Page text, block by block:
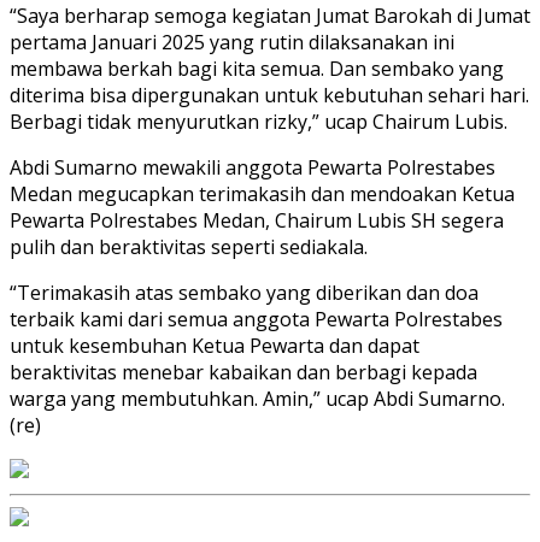
“Saya berharap semoga kegiatan Jumat Barokah di Jumat
pertama Januari 2025 yang rutin dilaksanakan ini
membawa berkah bagi kita semua. Dan sembako yang
diterima bisa dipergunakan untuk kebutuhan sehari hari.
Berbagi tidak menyurutkan rizky,” ucap Chairum Lubis.
Abdi Sumarno mewakili anggota Pewarta Polrestabes
Medan megucapkan terimakasih dan mendoakan Ketua
Pewarta Polrestabes Medan, Chairum Lubis SH segera
pulih dan beraktivitas seperti sediakala.
“Terimakasih atas sembako yang diberikan dan doa
terbaik kami dari semua anggota Pewarta Polrestabes
untuk kesembuhan Ketua Pewarta dan dapat
beraktivitas menebar kabaikan dan berbagi kepada
warga yang membutuhkan. Amin,” ucap Abdi Sumarno.
(re)